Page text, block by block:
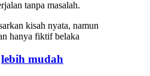
tanpa masalah.
kisah nyata, namun
hanya fiktif belaka
lebih mudah